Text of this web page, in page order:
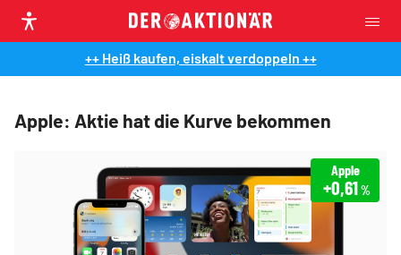
++ Heiß kaufen, eiskalt verdoppeln ++
Apple: Aktie hat die Kurve bekommen
Apple
+0,61%